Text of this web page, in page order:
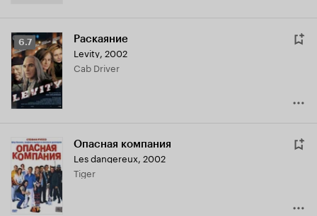
Рейтинг
Кинопоиска
6.7
6.7 Раскаяние
Levity, 2002
Cab Driver
Опасная компания
Les dangereux, 2002
Tiger